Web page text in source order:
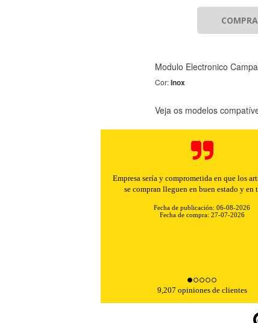
Modulo Electronico
Cor:Inox
Veja os modelos
Buenos precios y muy rápidos en el
Fecha de compra: 30-07-2026
9,207 opiniones de clientes
sitio web funcione y no se pueden desactivar en nuestros